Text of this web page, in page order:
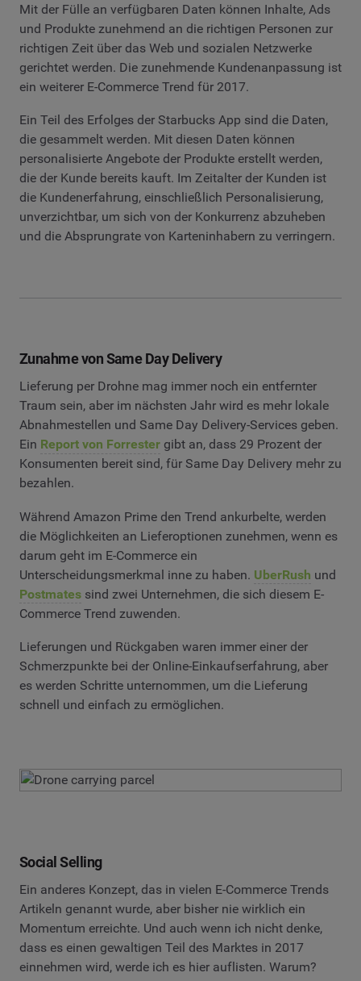
Mit der Fülle an verfügbaren Daten können Inhalte, Ads
und Produkte zunehmend an die richtigen Personen zur
richtigen Zeit über das Web und sozialen Netzwerke
gerichtet werden. Die zunehmende Kundenanpassung ist
ein weiterer E-Commerce Trend für 2017.
Ein Teil des Erfolges der Starbucks App sind die Daten,
die gesammelt werden. Mit diesen Daten können
personalisierte Angebote der Produkte erstellt werden,
die der Kunde bereits kauft. Im Zeitalter der Kunden ist
die Kundenerfahrung, einschließlich Personalisierung,
unverzichtbar, um sich von der Konkurrenz abzuheben
und die Absprungrate von Karteninhabern zu verringern.
Zunahme von Same Day Delivery
Lieferung per Drohne mag immer noch ein entfernter
Traum sein, aber im nächsten Jahr wird es mehr lokale
Abnahmestellen und Same Day Delivery-Services geben.
Ein Report von Forrester gibt an, dass 29 Prozent der
Konsumenten bereit sind, für Same Day Delivery mehr zu
bezahlen.
Während Amazon Prime den Trend ankurbelte, werden
die Möglichkeiten an Lieferoptionen zunehmen, wenn es
darum geht im E-Commerce ein
Unterscheidungsmerkmal inne zu haben. UberRush und
Postmates sind zwei Unternehmen, die sich diesem E-
Commerce Trend zuwenden.
Lieferungen und Rückgaben waren immer einer der
Schmerzpunkte bei der Online-Einkaufserfahrung, aber
es werden Schritte unternommen, um die Lieferung
schnell und einfach zu ermöglichen.
Social Selling
Ein anderes Konzept, das in vielen E-Commerce Trends
Artikeln genannt wurde, aber bisher nie wirklich ein
Momentum erreichte. Und auch wenn ich nicht denke,
dass es einen gewaltigen Teil des Marktes in 2017
einnehmen wird, werde ich es hier auflisten. Warum?